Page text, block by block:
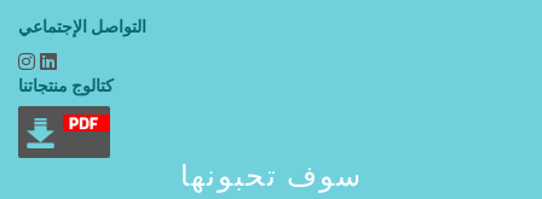
التواصل الإجتماعي
كتالوج منتجاتنا
سوف تحبونها